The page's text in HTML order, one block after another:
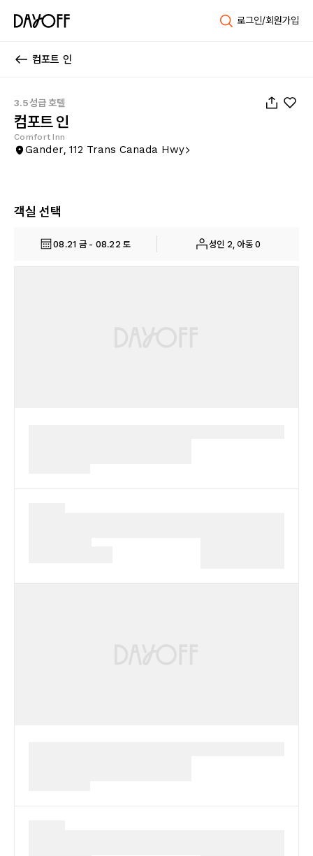
로그인/회원가입
컴포트 인
3.5성급 호텔
컴포트 인
Comfort Inn
Gander, 112 Trans Canada Hwy
객실 선택
08.21 금 - 08.22 토 성인 2, 아동 0